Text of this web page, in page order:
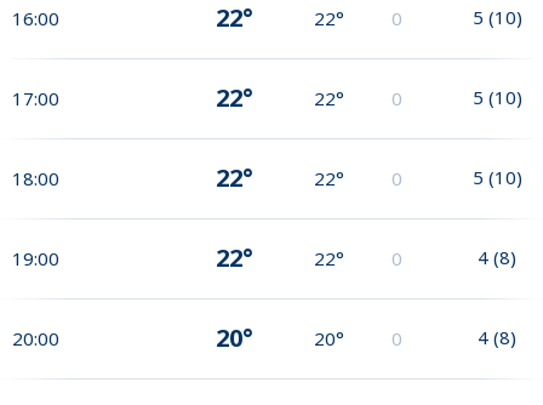
16:00 22° 22° 0 5 (10)
17:00 22° 22° 0 5 (10)
18:00 22° 22° 0 5 (10)
19:00 22° 22° 0 4 (8)
20:00 20° 20° 0 4 (8)